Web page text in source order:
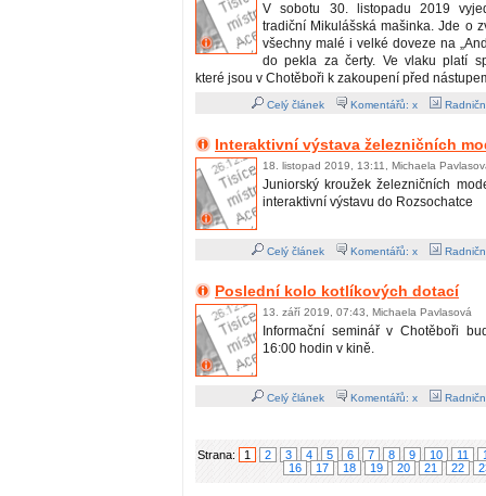
V sobotu 30. listopadu 2019
tradiční Mikulášská mašinka. Jde o
všechny malé i velké doveze na
do pekla za čerty. Ve vlaku platí
které jsou v Chotěboři k zakoupení před
Celý článek Komentářů: x
Interaktivní výstava železničních
18. listopad 2019, 13:11, Michaela
Juniorský kroužek železničních
interaktivní výstavu do Rozsochatce
Celý článek Komentářů: x
Poslední kolo kotlíkových dotací
13. září 2019, 07:43, Michaela Pavlasová
Informační seminář v Chotěboři
16:00 hodin v kině.
Celý článek Komentářů: x
Strana: 1 2 3 4 5 6 7 8 9 10 11
16
17 18 19 20 21 22